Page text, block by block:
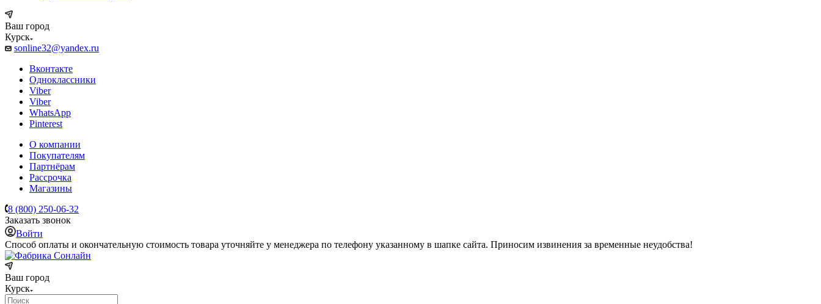
Ваш город
Курск
sonline32@yandex.ru
Вконтакте
Одноклассники
Viber
Viber
WhatsApp
Pinterest
О компании
Покупателям
Партнёрам
Рассрочка
Магазины
8 (800) 250-06-32
Заказать звонок
Войти
Способ оплаты и окончательную стоимость товара уточняйте у менеджера по телефону указанному в шапке сайта. Приносим извинения за временные неудобства!
Ваш город
Курск